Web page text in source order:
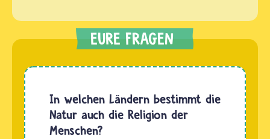
In welchen Ländern bestimmt die
Natur auch die Religion der
Menschen?